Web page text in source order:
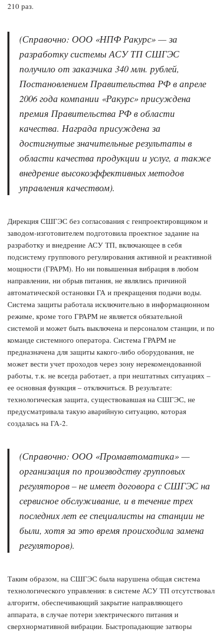
210 раз.
(Справочно: ООО «НПФ Ракурс» — за
разработку системы АСУ ТП СШГЭС
получило от заказчика 340 млн. рублей,
Постановлением Правительства РФ в апреле
2006 года компании «Ракурс» присуждена
премия Правительства РФ в области
качества. Награда присуждена за
достигнутые значительные результаты в
области качества продукции и услуг, а также
внедрение высокоэффективных методов
управления качеством).
Дирекция СШГЭС без согласования с генпроектировщиком и
заводом-изготовителем подготовила проектное задание на
разработку и внедрение АСУ ТП, включающее в себя
подсистему группового регулирования активной и реактивной
мощности (ГРАРМ). Но ни повышенная вибрация в любом
направлении, ни обрыв питания, не являлись причиной
автоматической остановки ГА и прекращения подачи воды.
Система защиты работала исключительно в информационном
режиме, кроме того ГРАРМ не является обязательной
системой и может быть выключена и персоналом станции, и по
команде системного оператора. Система ГРАРМ не
предназначена для защиты какого-либо оборудования, не
может вести учет проходов через зону нерекомендованной
работы, т.к. не всегда работает, а при нештатных ситуациях –
ее основная функция – отключиться. В результате:
технологическая защита, существовавшая на СШГЭС, не
предусматривала такую аварийную ситуацию, которая
создалась на ГА-2.
(Справочно: ООО «Промавтоматика» —
организация по производству групповых
регуляторов – не имеет договора с СШГЭС на
сервисное обслуживание, и в течение трех
последних лет ее специалисты на станции не
были, хотя за это время происходила замена
регуляторов).
Таким образом, на СШГЭС была нарушена общая система
технологического управления: в системе АСУ ТП отсутствовал
алгоритм, обеспечивающий закрытие направляющего
аппарата, в случае потери электрического питания и
сверхнормативной вибрации. Быстропадающие затворы